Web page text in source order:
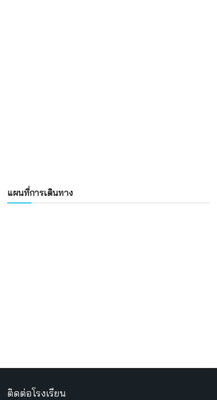
แผนที่การเดินทาง
ติดต่อโรงเรียน